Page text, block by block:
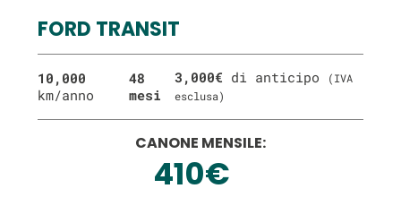
FORD TRANSIT
10,000
km/anno
48
mesi
3,000€ di anticipo
(IVA
esclusa)
CANONE MENSILE:
410€